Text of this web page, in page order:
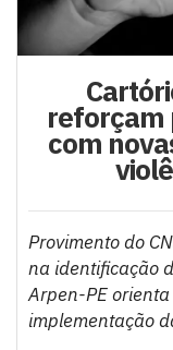
reforçam
com
Provimento do
na identificação
Arpen-PE
implementação